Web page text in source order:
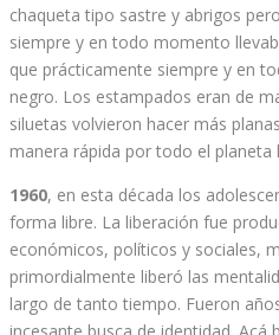
chaqueta tipo sastre y abrigos
siempre y en todo momento
que prácticamente siempre y en
negro. Los estampados eran de
siluetas volvieron hacer más
manera rápida por todo el planeta
1960, en esta década los
forma libre. La liberación fue
económicos, políticos y sociales,
primordialmente liberó las
largo de tanto tiempo. Fueron